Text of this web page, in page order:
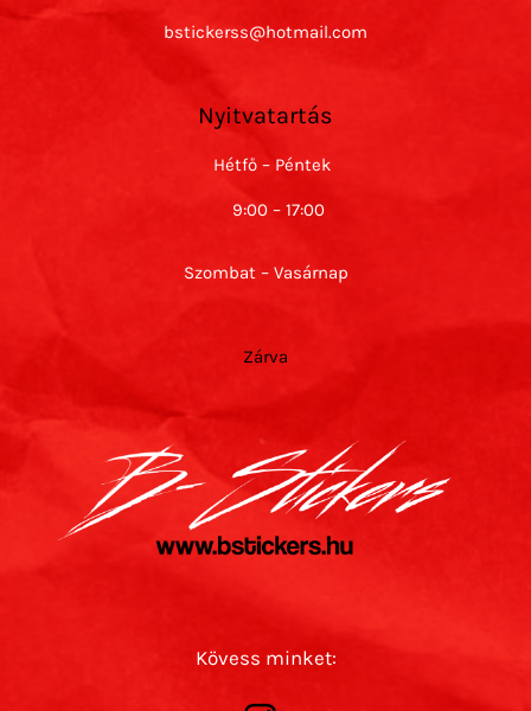
bstickerss@hotmail.com
Nyitvatartás
Hétfő – Péntek
9:00 – 17:00
Szombat – Vasárnap
Zárva
Kövess minket: